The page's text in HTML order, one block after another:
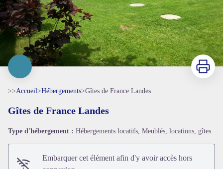
Voir l'image en plein écran
Imprimer
>>Accueil>Hébergements>Gîtes de France Landes
Gîtes de France Landes
Type d'hébergement : Hébergements locatifs, Meublés, locations, gîtes
Embarquer cet élément afin d'y avoir accès hors